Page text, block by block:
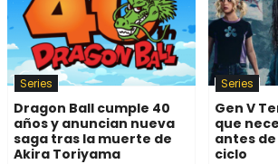
Series
Dragon Ball cumple 40
años y anuncian nueva
saga tras la muerte de
Akira Toriyama
Series
Gen V
que
antes
ciclo